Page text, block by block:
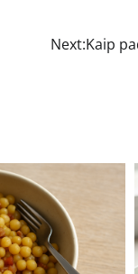
Next:Kaip